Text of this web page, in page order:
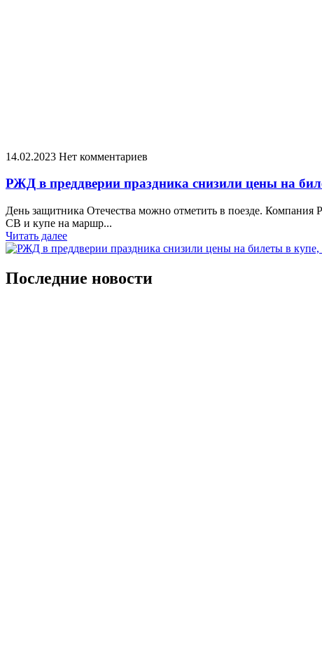
14.02.2023 Нет комментариев
РЖД в преддверии праздника снизили цены на
День защитника Отечества можно отметить в поезде.
СВ и купе на маршр...
Читать далее
Последние новости